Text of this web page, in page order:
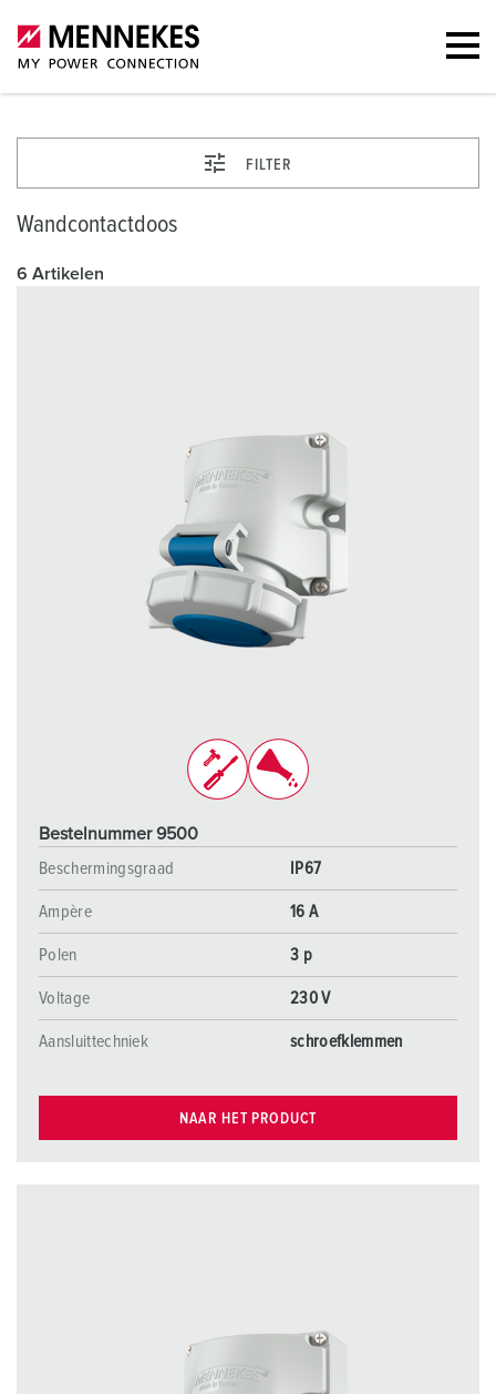
FILTER
Wandcontactdoos
6 Artikelen
Bestelnummer 9500
Beschermingsgraad
IP67
Ampère 16 A
Polen 3 p
Voltage 230 V
Aansluittechniek schroefklemmen
NAAR HET PRODUCT